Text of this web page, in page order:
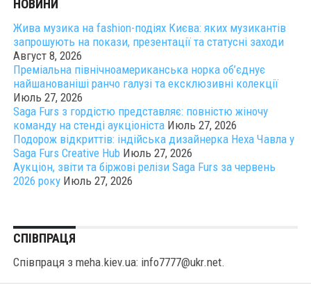
НОВИНИ
Жива музика на fashion-подіях Києва: яких музикантів
запрошують на покази, презентації та статусні заходи
Август 8, 2026
Преміальна північноамериканська норка об’єднує
найшанованіші ранчо галузі та ексклюзивні колекції
Июль 27, 2026
Saga Furs з гордістю представляє: повністю жіночу
команду на стенді аукціоніста Июль 27, 2026
Подорож відкриттів: індійська дизайнерка Неха Чавла у
Saga Furs Creative Hub Июль 27, 2026
Аукціон, звіти та біржові релізи Saga Furs за червень
2026 року Июль 27, 2026
СПІВПРАЦЯ
Співпраця з meha.kiev.ua: info7777@ukr.net.